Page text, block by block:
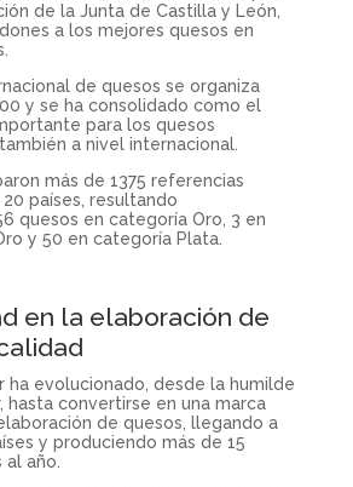
de la Junta de Castilla y León,
a los mejores quesos en
de quesos se organiza
y se ha consolidado como el
para los quesos
a nivel internacional.
más de 1375 referencias
países, resultando
quesos en categoría Oro, 3 en
y 50 en categoría Plata.
en la elaboración de
ha evolucionado, desde la humilde
hasta convertirse en una marca
de quesos, llegando a
y produciendo más de 15
al año.